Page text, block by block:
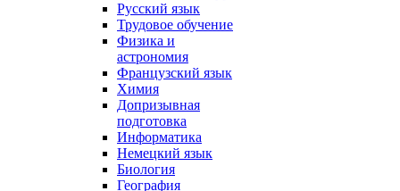
Русский язык
Трудовое обучение
Физика и
астрономия
Французский язык
Химия
Допризывная
подготовка
Информатика
Немецкий язык
Биология
География